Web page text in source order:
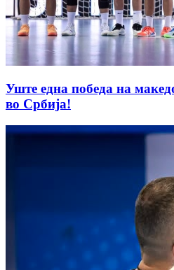
Уште една победа на
во Србија!